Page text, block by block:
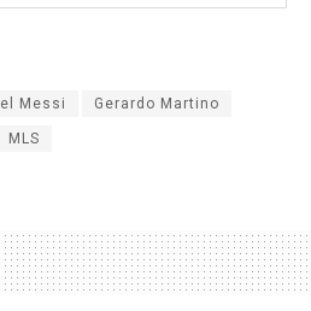
Messi Gerardo Martino
MLS